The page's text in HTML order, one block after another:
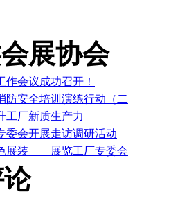
展协会
作会议成功召开！
安全培训演练行动（二
工厂新质生产力
委会开展走访调研活动
展装——展览工厂专委会